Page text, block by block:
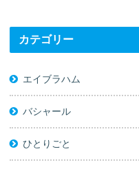
カテゴリー
エイブラハム
バシャール
ひとりごと